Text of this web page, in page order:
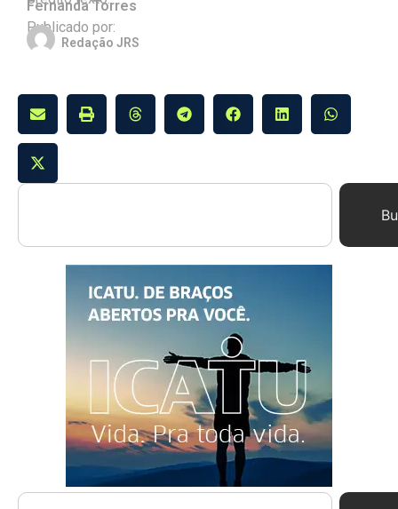
Fernanda Torres
Publicado por:
Redação JRS